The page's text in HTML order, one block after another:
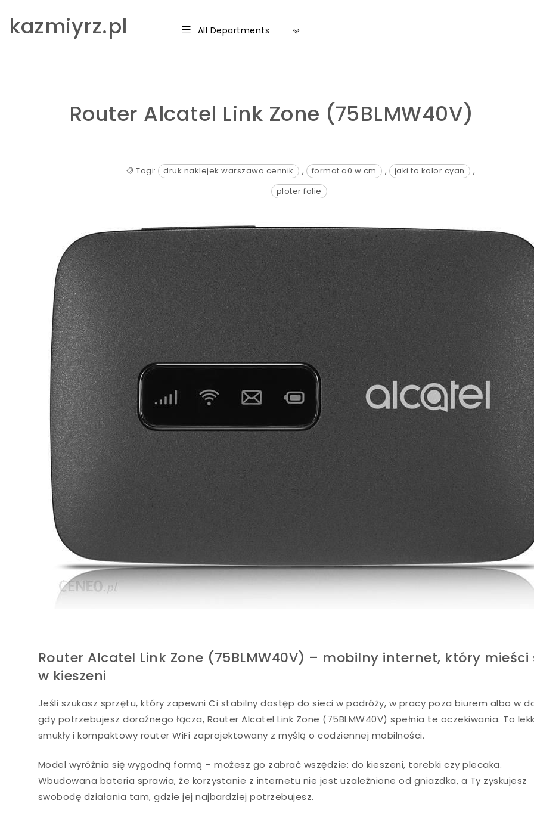
kazmiyrz.pl All Departments
Router Alcatel Link Zone (75BLMW40V)
Tagi: druk naklejek warszawa cennik , format a0 w cm , jaki to kolor cyan
,
ploter folie
Router Alcatel Link Zone (75BLMW40V) – mobilny internet, który mieści
w kieszeni
Jeśli szukasz sprzętu, który zapewni Ci stabilny dostęp do sieci w podróży, w pracy poza biurem albo w
gdy potrzebujesz doraźnego łącza, Router Alcatel Link Zone (75BLMW40V) spełnia te oczekiwania. To
smukły i kompaktowy router WiFi zaprojektowany z myślą o codziennej mobilności.
Model wyróżnia się wygodną formą – możesz go zabrać wszędzie: do kieszeni, torebki czy plecaka.
Wbudowana bateria sprawia, że korzystanie z internetu nie jest uzależnione od gniazdka, a Ty zyskujesz
swobodę działania tam, gdzie jej najbardziej potrzebujesz.